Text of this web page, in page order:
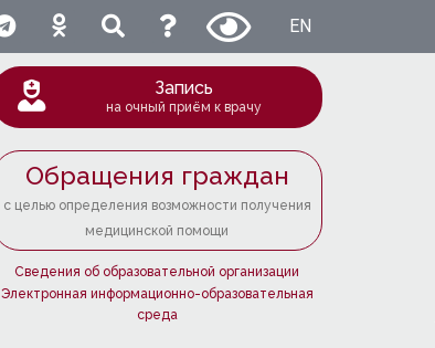
EN
Запись
на очный приём к врачу
Обращения граждан
с целью определения возможности получения
медицинской помощи
Сведения об образовательной организации
Электронная информационно-образовательная
среда